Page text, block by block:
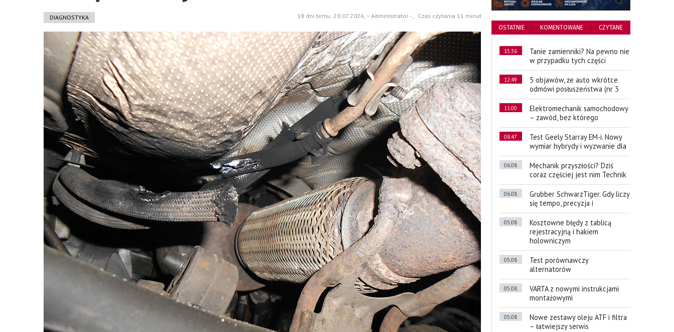
DIAGNOSTYKA 18 dni temu 20.07.2026, ~ Administrator - , Czas czytania 11 minut
OSTATNIE KOMENTOWANE CZYTANE
15:36
Tanie zamienniki? Na pewno nie
w przypadku tych części
12:49
5 objawów, że auto wkrótce
odmówi posłuszeństwa (nr 3
11:00
Elektromechanik samochodowy
– zawód, bez którego
08:47
Test Geely Starray EM-i. Nowy
wymiar hybrydy i wyzwanie dla
06.08
Mechanik przyszłości? Dziś
coraz częściej jest nim Technik
06.08
Grubber SchwarzTiger. Gdy liczy
się tempo, precyzja i
05.08
Kosztowne błędy z tablicą
rejestracyjną i hakiem
holowniczym
05.08
Test porównawczy
alternatorów
05.08
VARTA z nowymi instrukcjami
montażowymi
05.08
Nowe zestawy oleju ATF i filtra
– łatwiejszy serwis